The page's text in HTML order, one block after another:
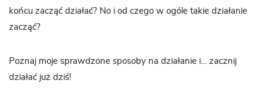
końcu zacząć działać? No i od czego w ogóle takie działanie
zacząć?
Poznaj moje sprawdzone sposoby na działanie i… zacznij
działać już dziś!